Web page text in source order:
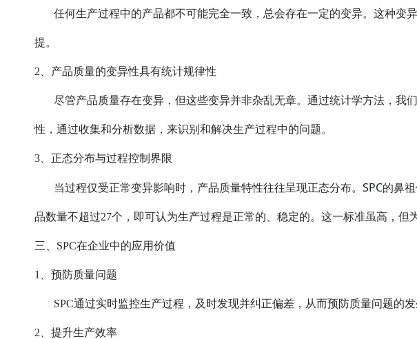
任何生产过程中的产品都不可能完全一致，总会存在一定的变异。这种变
提。
2、产品质量的变异性具有统计规律性
尽管产品质量存在变异，但这些变异并非杂乱无章。通过统计学方法，我
性，通过收集和分析数据，来识别和解决生产过程中的问题。
3、正态分布与过程控制界限
当过程仅受正常变异影响时，产品质量特性往往呈现正态分布。 SPC的鼻
品数量不超过27个，即可认为生产过程是正常的、稳定的。这一标准虽高，但
三、SPC在企业中的应用价值
1、预防质量问题
SPC通过实时监控生产过程，及时发现并纠正偏差，从而预防质量问题的
2、提升生产效率